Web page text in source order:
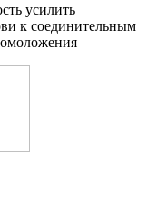
усилить
к соединительным
омоложения